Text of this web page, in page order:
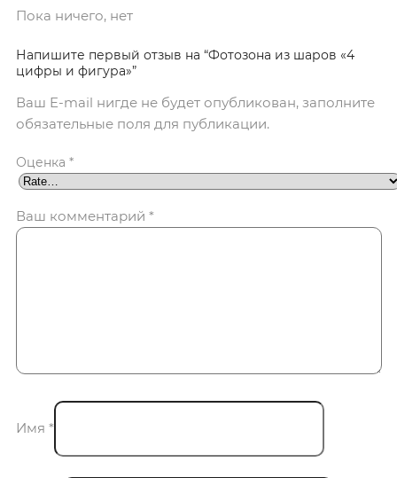
Пока ничего, нет
Напишите первый отзыв на “Фотозона из шаров «4
цифры и фигура»”
Ваш E-mail нигде не будет опубликован, заполните
обязательные поля для публикации.
Оценка *
Ваш комментарий *
Имя *